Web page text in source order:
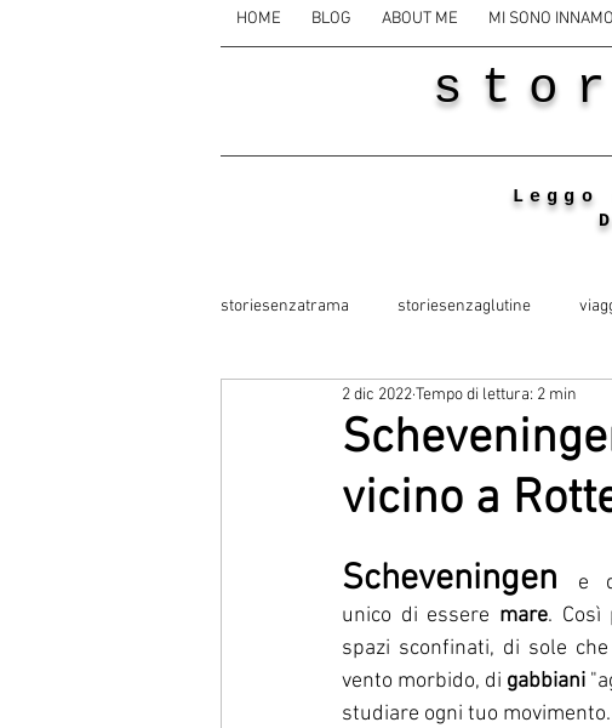
HOME BLOG ABOUT ME MI SONO
storiesenzatrama storiesenzaglutine
vicino a
2 dic 2022Tempo di lettura: 2 min
Scheveningen
e
unico di essere mare. Così
spazi sconfinati, di sole
vento morbido, di gabbiani
studiare ogni tuo movimento.